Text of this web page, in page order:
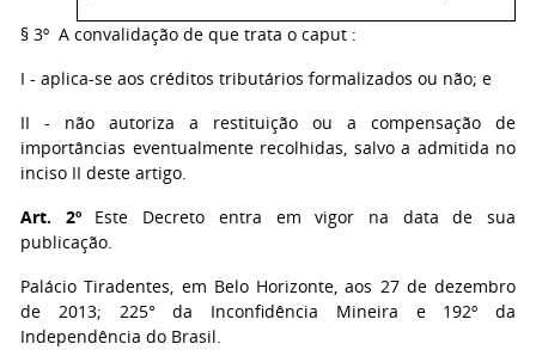
§ 3º A convalidação de que trata o caput :
I - aplica-se aos créditos tributários formalizados ou não; e
II - não autoriza a restituição ou a compensação de
importâncias eventualmente recolhidas, salvo a admitida no
inciso II deste artigo.
Art. 2ºEste Decreto entra em vigor na data de sua
publicação.
Palácio Tiradentes, em Belo Horizonte, aos 27 de dezembro
de 2013; 225° da Inconfidência Mineira e 192º da
Independência do Brasil.